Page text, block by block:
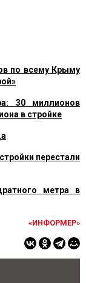
по всему Крыму
30 миллионов
в стройке
перестали
метра в
«ИНФОРМЕР»